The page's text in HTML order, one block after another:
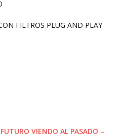
FILTROS PLUG AND PLAY
VIENDO AL PASADO –